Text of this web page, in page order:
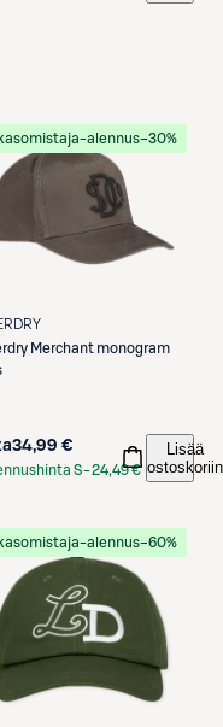
alennus−30%
Merchant monogram
34,99 €
S-24,49 €
Lisää
ostoskoriin
alennus−60%